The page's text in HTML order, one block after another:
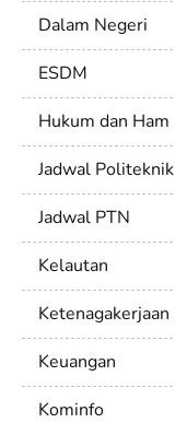
Dalam Negeri
ESDM
Hukum dan Ham
Jadwal Politeknik
Jadwal PTN
Kelautan
Ketenagakerjaan
Keuangan
Kominfo